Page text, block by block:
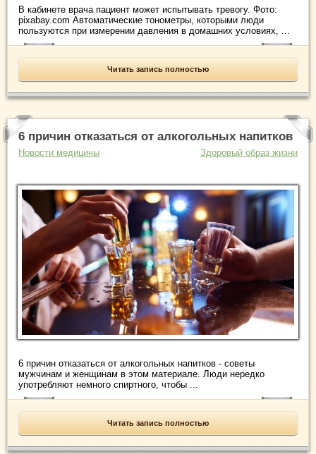
В кабинете врача пациент может испытывать тревогу. Фото:
pixabay.com Автоматические тонометры, которыми люди
пользуются при измерении давления в домашних условиях, ...
Читать запись полностью
6 причин отказаться от алкогольных напитков
Новости медицины Здоровый образ жизни
6 причин отказаться от алкогольных напитков - советы
мужчинам и женщинам в этом материале. Люди нередко
употребляют немного спиртного, чтобы ...
Читать запись полностью